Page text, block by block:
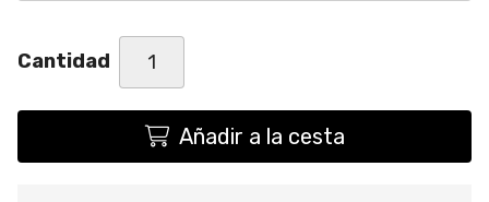
Cantidad
Añadir a la cesta